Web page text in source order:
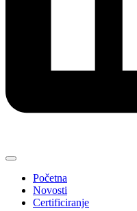
Početna
Novosti
Certificiranje